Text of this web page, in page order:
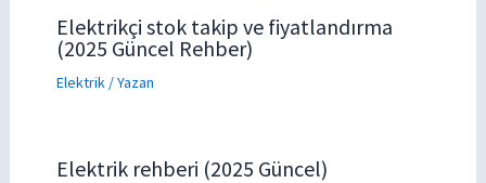
Elektrikçi stok takip ve fiyatlandırma
(2025 Güncel Rehber)
Elektrik/ Yazan
Elektrik rehberi (2025 Güncel)